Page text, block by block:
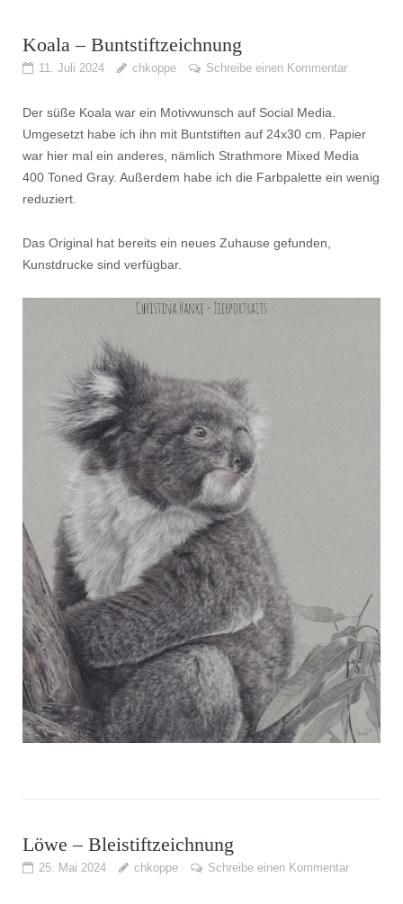
Koala – Buntstiftzeichnung
11. Juli 2024 chkoppe Schreibe einen Kommentar
Der süße Koala war ein Motivwunsch auf Social Media.
Umgesetzt habe ich ihn mit Buntstiften auf 24x30 cm. Papier
war hier mal ein anderes, nämlich Strathmore Mixed Media
400 Toned Gray. Außerdem habe ich die Farbpalette ein wenig
reduziert.
Das Original hat bereits ein neues Zuhause gefunden,
Kunstdrucke sind verfügbar.
Löwe – Bleistiftzeichnung
25. Mai 2024 chkoppe Schreibe einen Kommentar